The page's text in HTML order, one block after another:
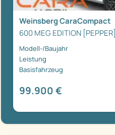
Weinsberg CaraCompact
600 MEG EDITION [PEPPER]
Modell-/Baujahr
Leistung
Basisfahrzeug
99.900 €